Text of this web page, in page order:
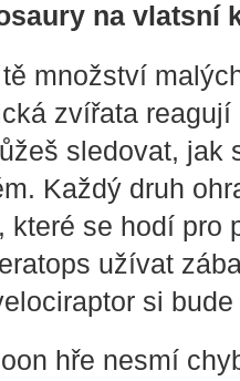
na vlatsní
množství
zvířata
sledovat, jak
Každý druh
které se hodí pro
užívat
si
hře nesmí